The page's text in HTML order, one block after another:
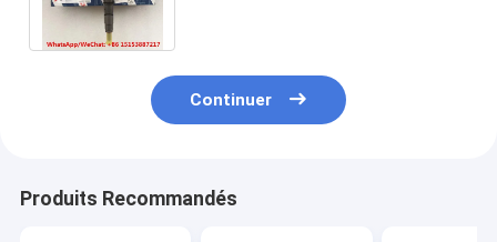
Continuer
Produits Recommandés